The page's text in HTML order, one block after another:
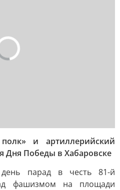
и артиллерийский
Дня Победы в Хабаровске
парад в честь 81-й
фашизмом на площади